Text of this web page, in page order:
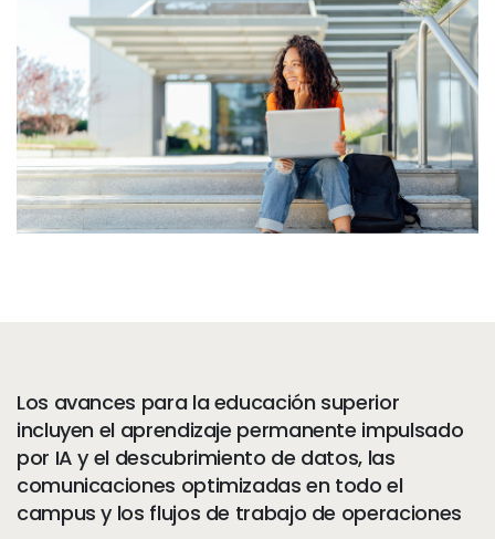
Recursos
Compañía
Side navigation - Mexico (Spanish) - es-MX
Socios
Los avances para la educación superior
incluyen el aprendizaje permanente impulsado
por IA y el descubrimiento de datos, las
comunicaciones optimizadas en todo el
campus y los flujos de trabajo de operaciones